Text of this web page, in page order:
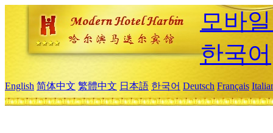
모바
한국어
English 简体中文 繁體中文 日本語 한국어 Deutsch Français